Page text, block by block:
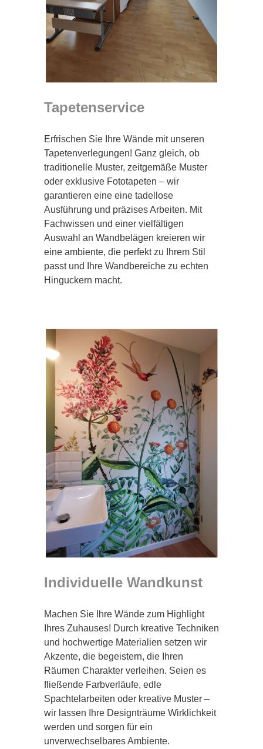
Tapetenservice
Erfrischen Sie Ihre Wände mit unseren
Tapetenverlegungen! Ganz gleich, ob
traditionelle Muster, zeitgemäße Muster
oder exklusive Fototapeten – wir
garantieren eine eine tadellose
Ausführung und präzises Arbeiten. Mit
Fachwissen und einer vielfältigen
Auswahl an Wandbelägen kreieren wir
eine ambiente, die perfekt zu Ihrem Stil
passt und Ihre Wandbereiche zu echten
Hinguckern macht.
Individuelle Wandkunst
Machen Sie Ihre Wände zum Highlight
Ihres Zuhauses! Durch kreative Techniken
und hochwertige Materialien setzen wir
Akzente, die begeistern, die Ihren
Räumen Charakter verleihen. Seien es
fließende Farbverläufe, edle
Spachtelarbeiten oder kreative Muster –
wir lassen Ihre Designträume Wirklichkeit
werden und sorgen für ein
unverwechselbares Ambiente.